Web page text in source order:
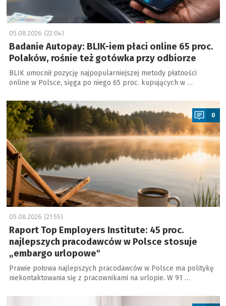
05.08.2026 (22:04)
Badanie Autopay: BLIK-iem płaci online 65 proc.
Polaków, rośnie też gotówka przy odbiorze
BLIK umocnił pozycję najpopularniejszej metody płatności
online w Polsce, sięga po niego 65 proc. kupujących w …
a
0
05.08.2026 (21:55)
Raport Top Employers Institute: 45 proc.
najlepszych pracodawców w Polsce stosuje
„embargo urlopowe"
Prawie połowa najlepszych pracodawców w Polsce ma politykę
niekontaktowania się z pracownikami na urlopie. W 91 …